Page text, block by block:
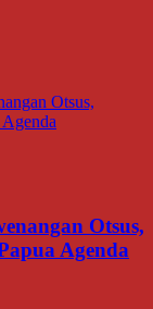
Otsus,
Agenda